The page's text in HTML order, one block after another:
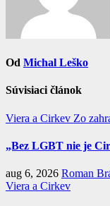
Od Michal Leško
Súvisiaci článok
Viera a Cirkev Zo
„Bez LGBT nie je
aug 6, 2026 Roman
Viera a Cirkev